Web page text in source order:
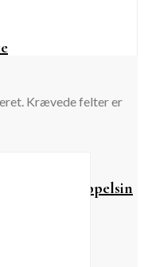
og appelsin
Krævede felter er